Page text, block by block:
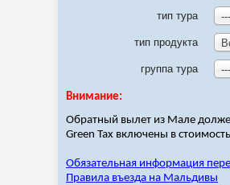
тип тура
тип продукта
группа тура
Внимание:
Обратный вылет из Мале
Green Tax включены в
Обязательная информация
Правила въезда на Мальдивы